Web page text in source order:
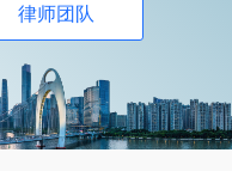
律师团队